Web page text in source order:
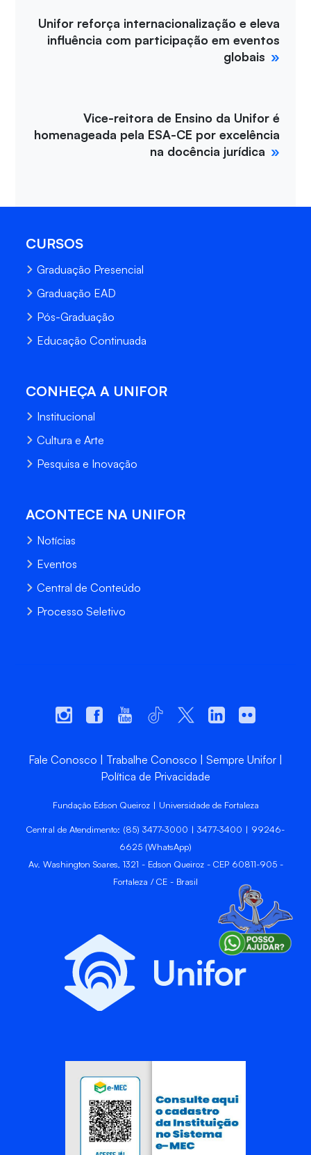
Unifor reforça internacionalização e eleva
influência com participação em eventos
globais
Vice-reitora de Ensino da Unifor é
homenageada pela ESA-CE por excelência
na docência jurídica
CURSOS
Graduação Presencial
Graduação EAD
Pós-Graduação
Educação Continuada
CONHEÇA A UNIFOR
Institucional
Cultura e Arte
Pesquisa e Inovação
ACONTECE NA UNIFOR
Notícias
Eventos
Central de Conteúdo
Processo Seletivo
Fale Conosco Trabalhe Conosco
Sempre Unifor
Política de Privacidade
Fundação Edson Queiroz | Universidade de Fortaleza
Central de Atendimento: (85) 3477-3000 | 3477-3400 | 99246-
6625 (WhatsApp)
Av. Washington Soares, 1321 - Edson Queiroz - CEP 60811-905 -
Fortaleza / CE - Brasil